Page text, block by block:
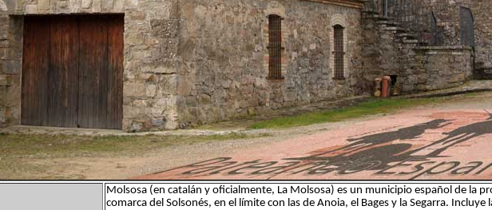
Molsosa (en catalán y oficialmente, La Molsosa) es un municipio español de la
comarca del Solsonés, en el límite con las de Anoia, el Bages y la Segarra.